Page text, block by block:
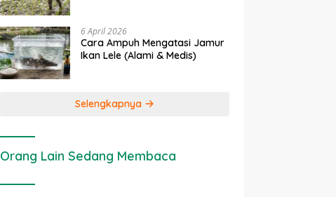
6 April 2026
Cara Ampuh Mengatasi Jamur
Ikan Lele (Alami & Medis)
Selengkapnya
Orang Lain Sedang Membaca